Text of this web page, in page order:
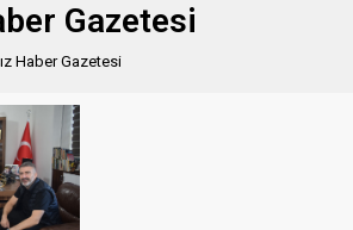
Gazetesi
Haber Gazetesi